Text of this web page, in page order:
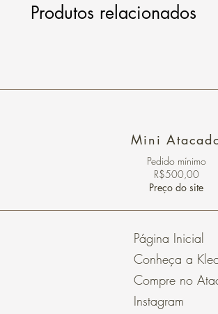
Produtos relacionados
Mini
Pedido ​mínimo
R$500,00
Preço do site
Página Inicial
Conheça a
Compre no
Instagram